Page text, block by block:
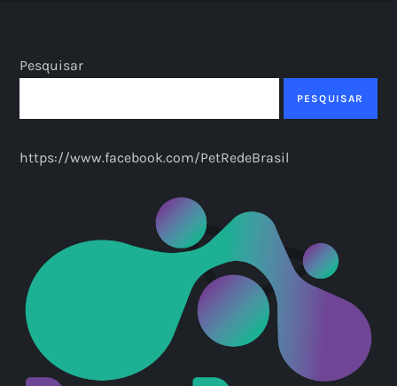
Pesquisar
PESQUISAR
https://www.facebook.com/PetRedeBrasil